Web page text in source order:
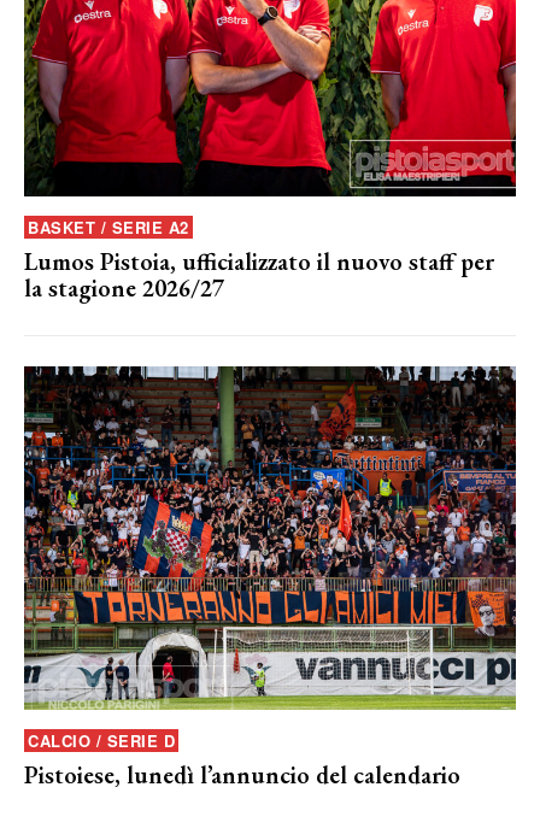
BASKET / SERIE A2
Lumos Pistoia, ufficializzato il nuovo staff per
la stagione 2026/27
CALCIO / SERIE D
Pistoiese, lunedì l’annuncio del calendario